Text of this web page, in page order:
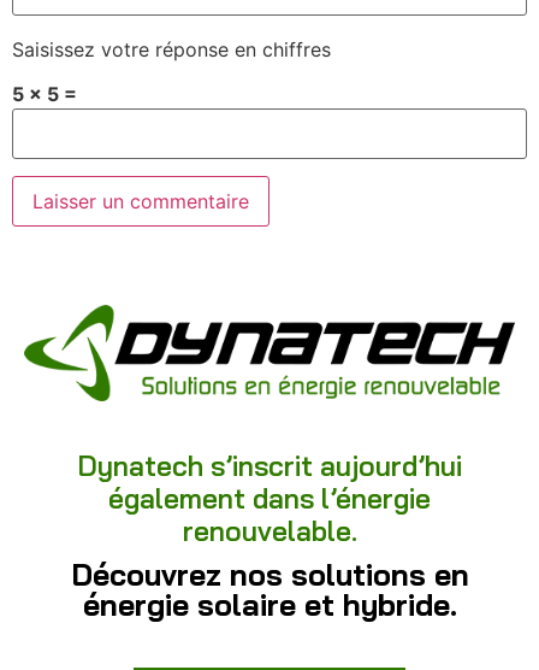
Saisissez votre réponse en chiffres
5 × 5 =
Dynatech s’inscrit aujourd’hui
également dans l’énergie
renouvelable.
Découvrez nos solutions en
énergie solaire et hybride.